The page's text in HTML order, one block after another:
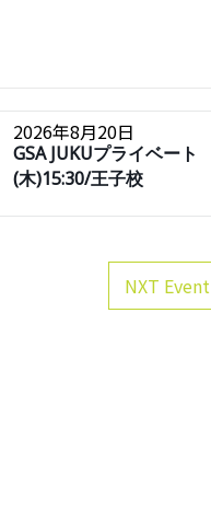
2026年8月20日
GSA JUKUプライベート
(木)15:30/王子校
NXT Event